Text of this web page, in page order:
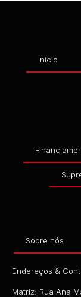
Início
Sobre nós
Endereços &
Matriz: Rua Ana